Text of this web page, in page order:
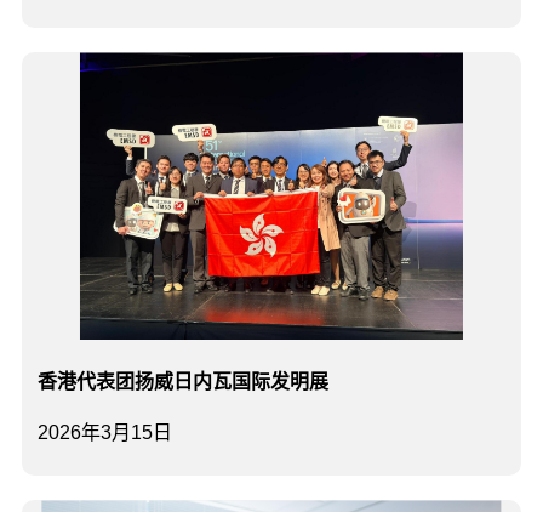
2026年3月15日
香港代表团扬威日内瓦国际发明展